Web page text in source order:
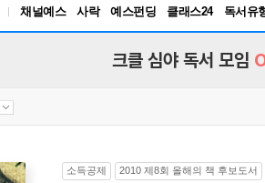
채널예스 사락 예스펀딩 클래스24
독서유
RBTI
크클 심야 독서 모임
소득공제 2010 제8회 올해의 책 후보도서